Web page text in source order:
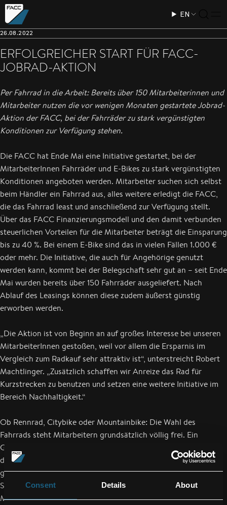
Consent Details About
EN
26.08.2022
ERFOLGREICHER START FÜR FACC-
JOBRAD-AKTION
Per Fahrrad in die Arbeit: Bereits über 150 Mitarbeiterinnen und
Mitarbeiter nutzen die vor wenigen Monaten gestartete Jobrad-
Aktion der FACC, bei der Fahrräder zu stark vergünstigten
Konditionen zur Verfügung stehen.
Die FACC hat Ende Mai eine Initiative gestartet, bei der
MitarbeiterInnen Fahrräder und E-Bikes zu stark vergünstigten
Konditionen angeboten werden. Mitarbeiter suchen sich selbst
beim Händler ein Fahrrad aus, alles weitere erledigt die FACC,
die das Fahrrad least und anschließend zur Verfügung stellt.
Über das FACC Finanzierungsmodell und den damit verbunden
steuerlichen Vorteilen für die Mitarbeiter beträgt die Einsparung
bis zu 40 %. Bei einem E-Bike sind das in vielen Fällen 1.000 €
oder mehr. Die Initiative, die auch für Angehörige genutzt
werden kann, kommt bei der Belegschaft sehr gut an – seit Ende
Mai wurden bereits über 150 Fahrräder ausgeliefert. Nach
Ablauf des Leasings können diese zudem äußerst günstig
erworben werden.
„Die Aktion ist von Beginn an auf großes Interesse bei unseren
MitarbeiterInnen gestoßen, weil vor allem die Ersparnis im
Vergleich zum Radkauf sehr attraktiv ist“, unterstreicht Robert
Machtlinger. „Zusätzlich schaffen wir Anreize das Rad für
Kurzstrecken zu benutzen und setzen eine weitere Initiative im
Bereich Nachhaltigkeit.“
Ob Rennrad, Citybike oder Mountainbike: Die Wahl des
Fahrrads steht Mitarbeitern grundsätzlich völlig frei. Ein
Großteil der Mitarbeiter, die sich bereits für die Teilnahme an
der Aktion entschieden haben, hat allerdings ein E-Bike
gewählt. Bei der Jobradaktion kooperiert die FACC mit dem
Schärdinger Unternehmen Leasemybike. FACC
MitarbeiterInnen steht dort im größten Händlernetzwerk